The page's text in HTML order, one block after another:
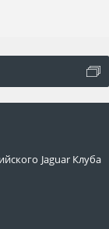
Jaguar Клуба